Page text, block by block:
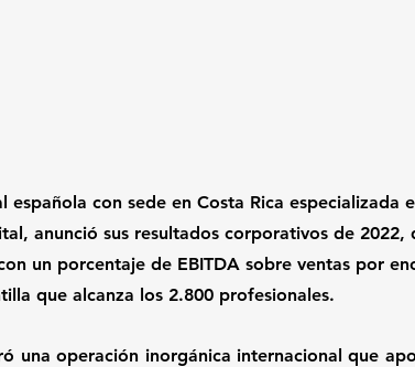
española con sede en Costa Rica especializada
anunció sus resultados corporativos de 2022,
un porcentaje de EBITDA sobre ventas por
que alcanza los 2.800 profesionales.
una operación inorgánica internacional que